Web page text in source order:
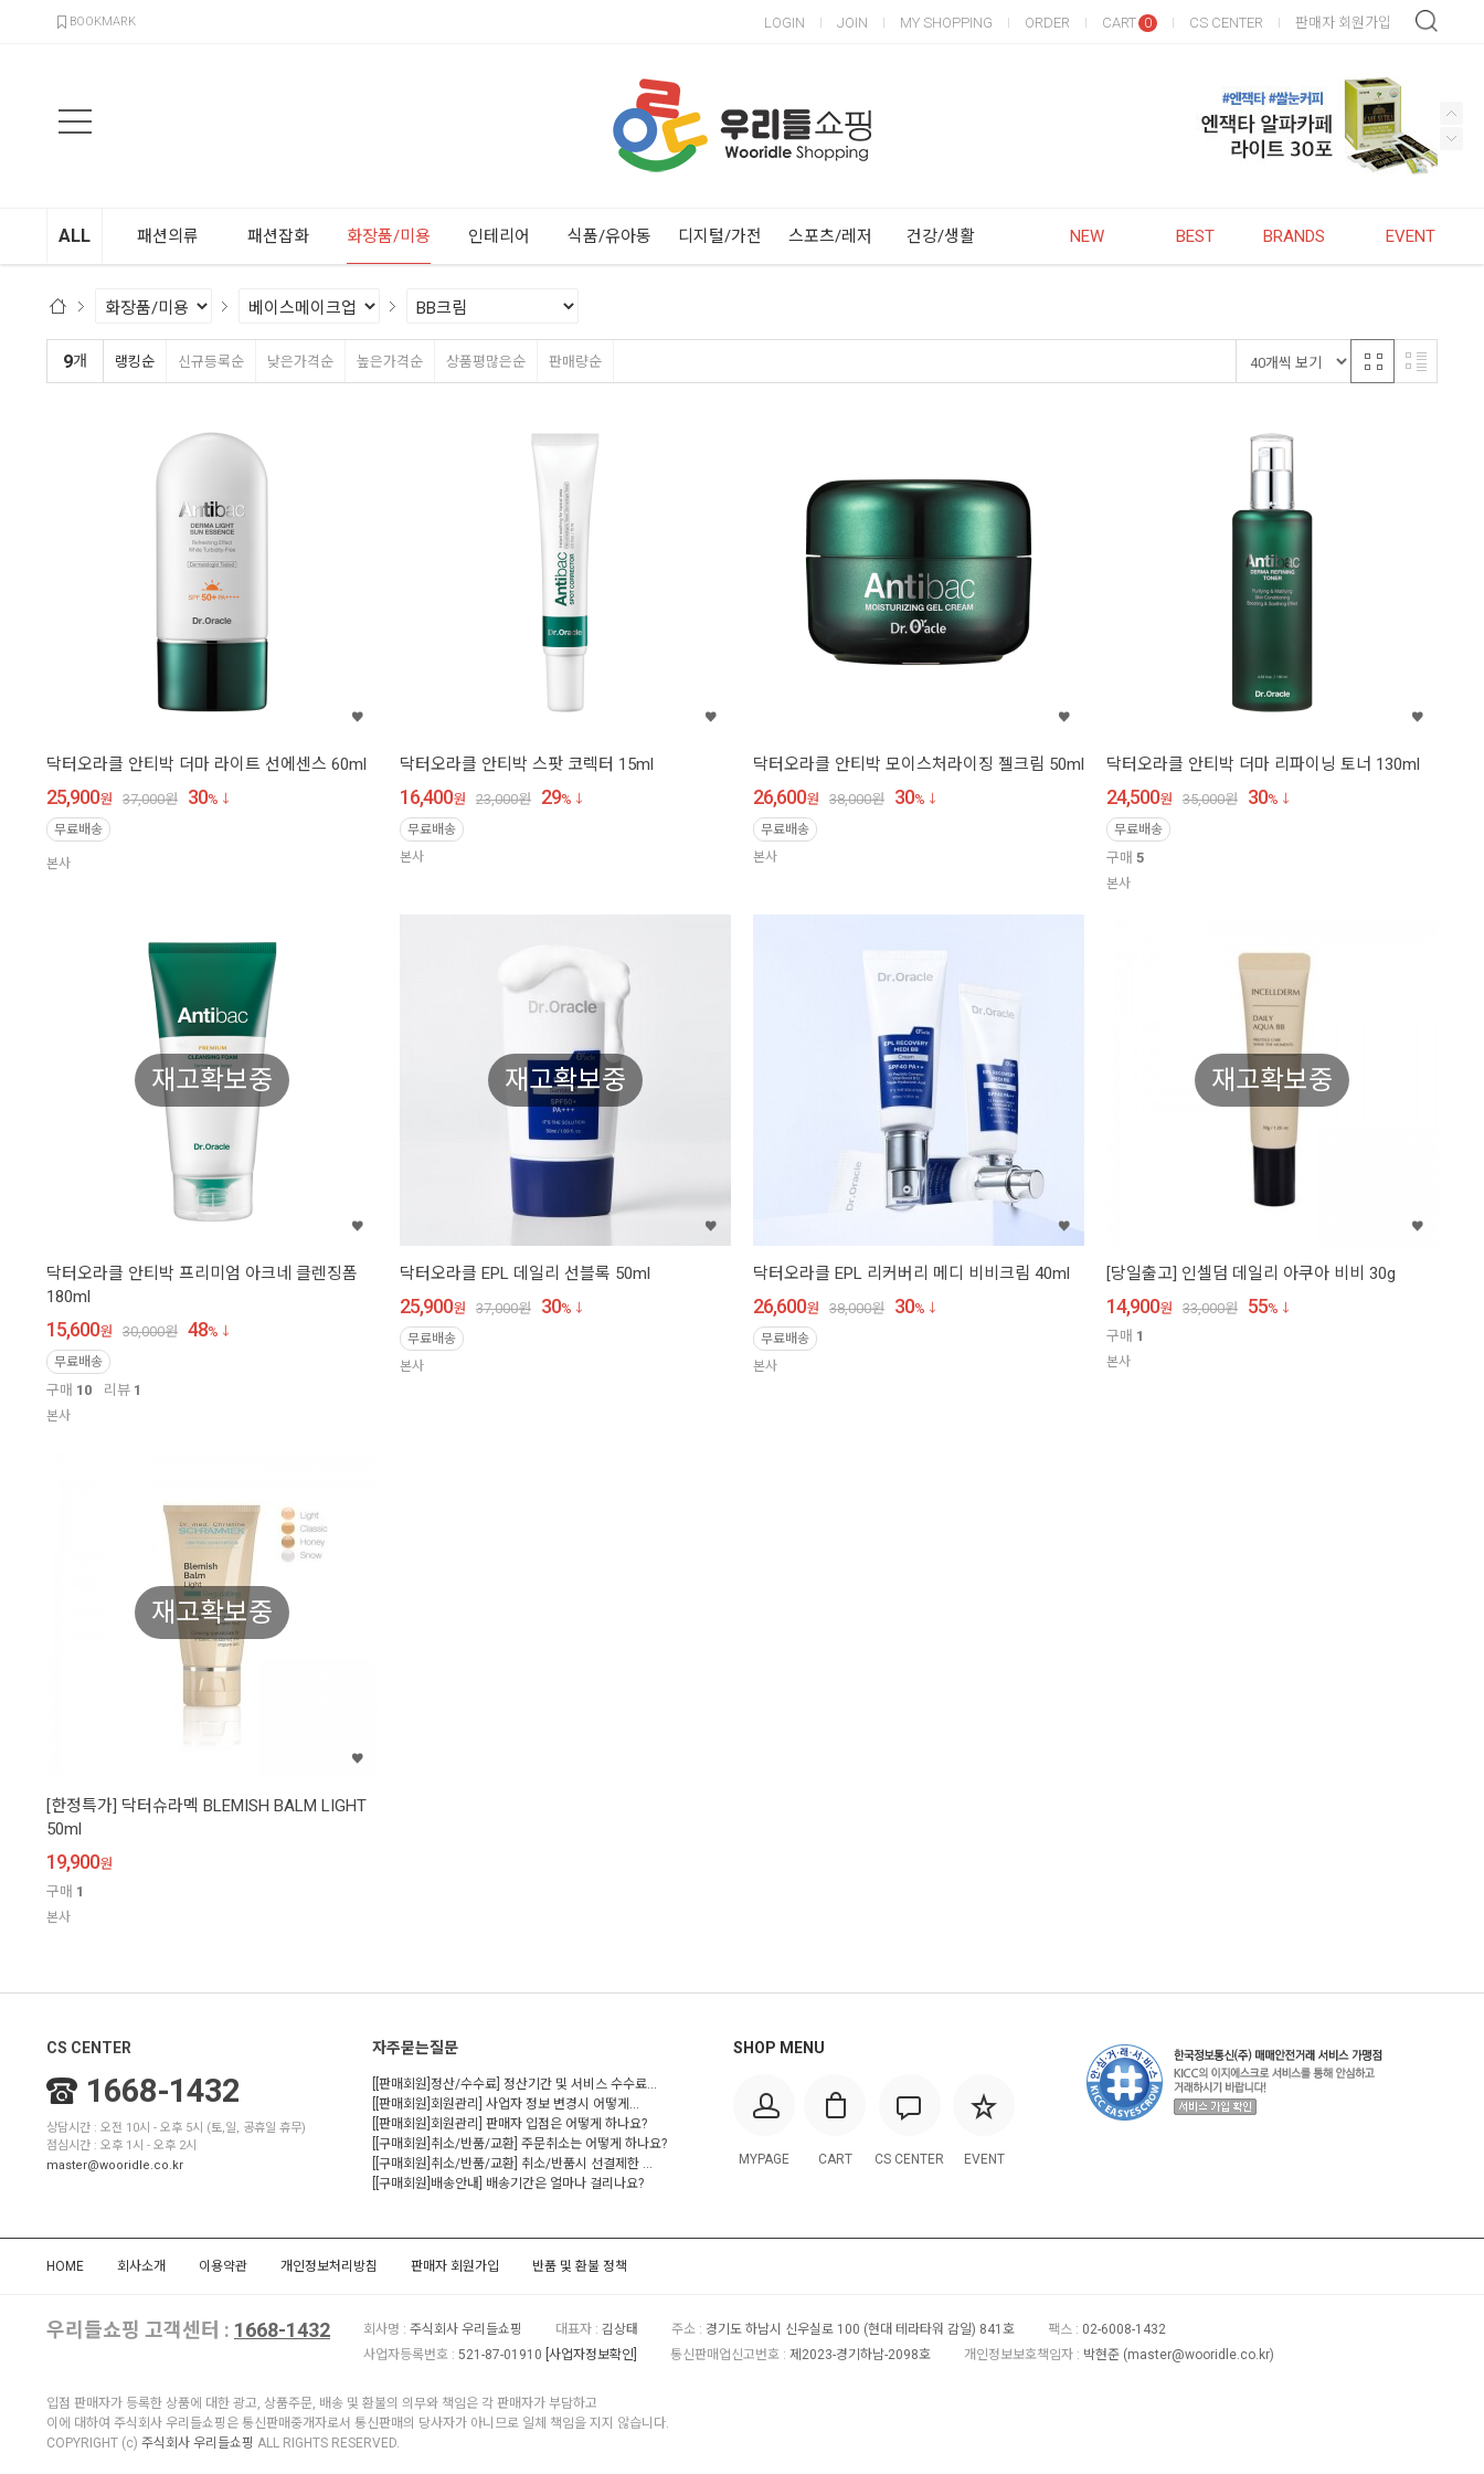
BOOKMARK LOGIN JOIN MY SHOPPING ORDER CART 0 CS CENTER 판매자 회원가입
ALL 패션의류 패션잡화 화장품/미용 인테리어 식품/유아동 디지털/가전 스포츠/레저 건강/생활 NEW BEST BRANDS EVENT
9개 랭킹순 신규등록순 낮은가격순 높은가격순 상품평많은순 판매량순
닥터오라클 안티박 더마 라이트 선에센스 60ml
25,900원 37,000원 30%
무료배송
본사
닥터오라클 안티박 스팟 코렉터 15ml
16,400원 23,000원 29%
무료배송
본사
닥터오라클 안티박 모이스처라이징 젤크림 50ml
26,600원 38,000원 30%
무료배송
본사
닥터오라클 안티박 더마 리파이닝 토너 130ml
24,500원 35,000원 30%
무료배송
구매 5
본사
재고확보중
닥터오라클 안티박 프리미엄 아크네 클렌징폼
180ml
15,600원 30,000원 48%
무료배송
구매 10 리뷰 1
본사
재고확보중
닥터오라클 EPL 데일리 선블록 50ml
25,900원 37,000원 30%
무료배송
본사
닥터오라클 EPL 리커버리 메디 비비크림 40ml
26,600원 38,000원 30%
무료배송
본사
재고확보중
[당일출고] 인셀덤 데일리 아쿠아 비비 30g
14,900원 33,000원 55%
구매 1
본사
재고확보중
[한정특가] 닥터슈라멕 BLEMISH BALM LIGHT
50ml
19,900원
구매 1
본사
CS CENTER
1668-1432
상담시간 : 오전 10시 - 오후 5시 (토,일, 공휴일 휴무)
점심시간 : 오후 1시 - 오후 2시
master@wooridle.co.kr
자주묻는질문
[[판매회원]정산/수수료] 정산기간 및 서비스 수수료...
[[판매회원]회원관리] 사업자 정보 변경시 어떻게...
[[판매회원]회원관리] 판매자 입점은 어떻게 하나요?
[[구매회원]취소/반품/교환] 주문취소는 어떻게 하나요?
[[구매회원]취소/반품/교환] 취소/반품시 선결제한 ...
[[구매회원]배송안내] 배송기간은 얼마나 걸리나요?
SHOP MENU
MYPAGE CART CS CENTER EVENT
HOME 회사소개 이용약관 개인정보처리방침 판매자 회원가입 반품 및 환불 정책
우리들쇼핑 고객센터 : 1668-1432 회사명 : 주식회사 우리들쇼핑 대표자 : 김상태 주소 : 경기도 하남시 신우실로 100 (현대 테라타워 감일) 841호 팩스 : 02-6008-1432
사업자등록번호 : 521-87-01910 [사업자정보확인] 통신판매업신고번호 : 제2023-경기하남-2098호 개인정보보호책임자 : 박현준 (master@wooridle.co.kr)
입점 판매자가 등록한 상품에 대한 광고, 상품주문, 배송 및 환불의 의무와 책임은 각 판매자가 부담하고
이에 대하여 주식회사 우리들쇼핑은 통신판매중개자로서 통신판매의 당사자가 아니므로 일체 책임을 지지 않습니다.
COPYRIGHT (c) 주식회사 우리들쇼핑 ALL RIGHTS RESERVED.